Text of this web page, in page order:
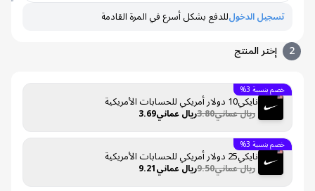
تسجيل الدخولللدفع بشكل أسرع في المرة القادمة
إختر المنتج
نايكي10 دولار أمريكي للحسابات الأمريكية
ريال عماني3.80 ريال عماني3.69
خصم بنسبة 3%
نايكي25 دولار أمريكي للحسابات الأمريكية
ريال عماني9.50 ريال عماني9.21
خصم بنسبة 3%